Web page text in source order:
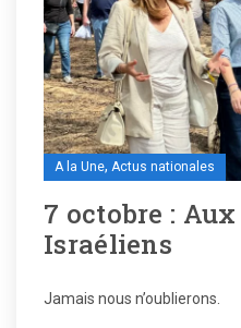
A la Une, Actus nationales
7 octobre :
Israéliens
Jamais nous n’oublierons.